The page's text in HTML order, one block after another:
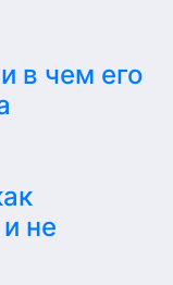
в чем его
не